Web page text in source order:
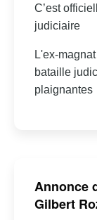
C’est
judiciaire
L'ex-
bataille
plaignantes
Annonce
Gilbert